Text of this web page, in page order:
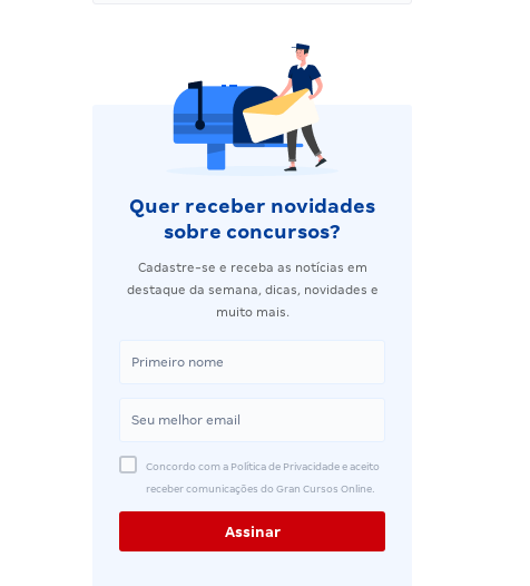
Quer receber novidades
sobre concursos?
Cadastre-se e receba as notícias em
destaque da semana, dicas, novidades e
muito mais.
Concordo com a Política de Privacidade e aceito
receber comunicações do Gran Cursos Online.